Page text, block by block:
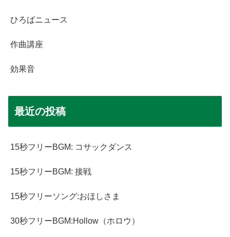
ひろばニュース
作曲講座
効果音
最近の投稿
15秒フリーBGM: コサックダンス
15秒フリーBGM: 接戦
15秒フリーソング:おほしさま
30秒フリーBGM:Hollow（ホロウ）